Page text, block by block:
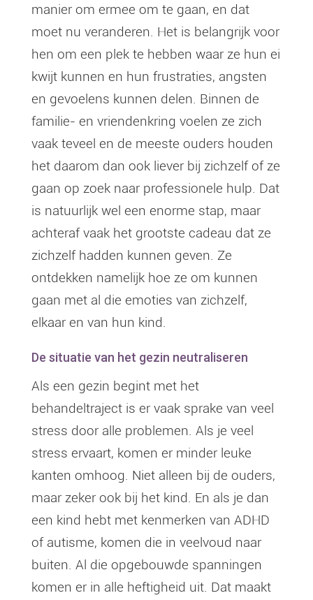
manier om ermee om te gaan, en dat
moet nu veranderen. Het is belangrijk voor
hen om een plek te hebben waar ze hun ei
kwijt kunnen en hun frustraties, angsten
en gevoelens kunnen delen. Binnen de
familie- en vriendenkring voelen ze zich
vaak teveel en de meeste ouders houden
het daarom dan ook liever bij zichzelf of ze
gaan op zoek naar professionele hulp. Dat
is natuurlijk wel een enorme stap, maar
achteraf vaak het grootste cadeau dat ze
zichzelf hadden kunnen geven. Ze
ontdekken namelijk hoe ze om kunnen
gaan met al die emoties van zichzelf,
elkaar en van hun kind.
De situatie van het gezin neutraliseren
Als een gezin begint met het
behandeltraject is er vaak sprake van veel
stress door alle problemen. Als je veel
stress ervaart, komen er minder leuke
kanten omhoog. Niet alleen bij de ouders,
maar zeker ook bij het kind. En als je dan
een kind hebt met kenmerken van ADHD
of autisme, komen die in veelvoud naar
buiten. Al die opgebouwde spanningen
komen er in alle heftigheid uit. Dat maakt